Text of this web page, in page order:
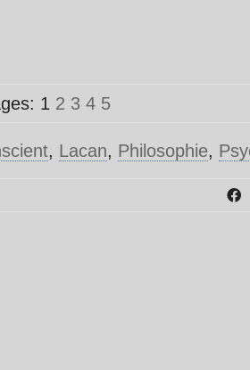
1 2 3 4 5
, Lacan, Philosophie,